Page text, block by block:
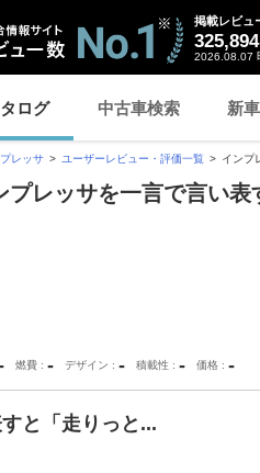
掲載レビュ
325,894
2026.08.07
ログ 中古車検索 新
レッサ ユーザーレビュー・評価一覧 インプ
レッサを一言で言い表
燃費 - デザイン - 積載性 - 価格 -
と「走りっと...